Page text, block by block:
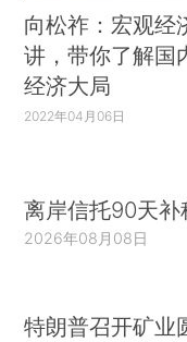
向松祚：宏观经
讲，带你了解国
经济大局
2022年04月06日
离岸信托90天补
2026年08月08日
特朗普召开矿业